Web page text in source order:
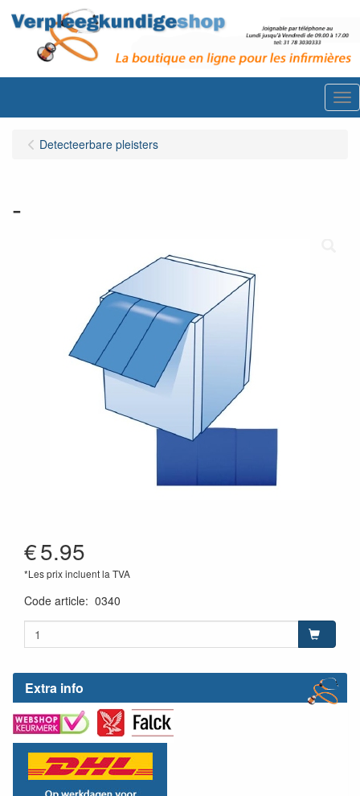
Extra info
Detecteerbare pleisters
-
€5.95
*Les prix incluent la TVA
Code article: 0340